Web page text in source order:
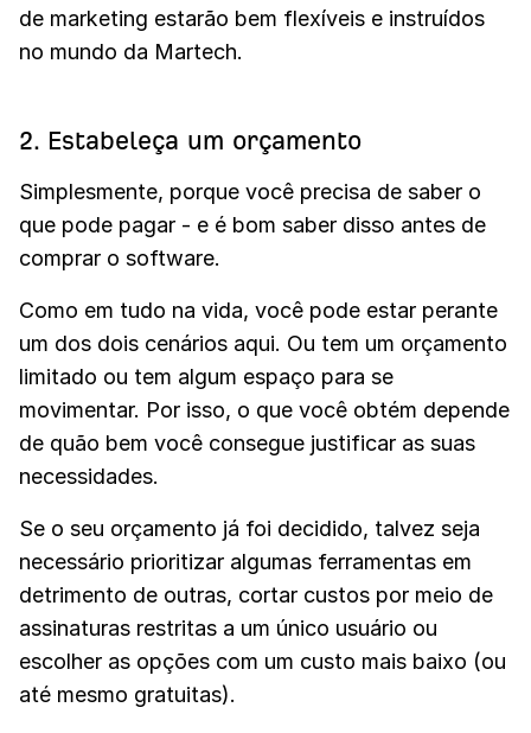
de marketing estarão bem flexíveis e instruídos
no mundo da Martech.
2. Estabeleça um orçamento
Simplesmente, porque você precisa de saber o
que pode pagar - e é bom saber disso antes de
comprar o software.
Como em tudo na vida, você pode estar perante
um dos dois cenários aqui. Ou tem um orçamento
limitado ou tem algum espaço para se
movimentar. Por isso, o que você obtém depende
de quão bem você consegue justificar as suas
necessidades.
Se o seu orçamento já foi decidido, talvez seja
necessário prioritizar algumas ferramentas em
detrimento de outras, cortar custos por meio de
assinaturas restritas a um único usuário ou
escolher as opções com um custo mais baixo (ou
até mesmo gratuitas).